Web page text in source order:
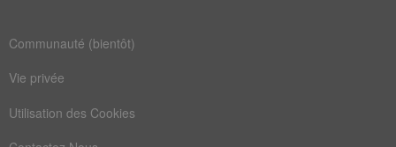
vassal
Communauté (bientôt)
Vie privée
Utilisation des Cookies